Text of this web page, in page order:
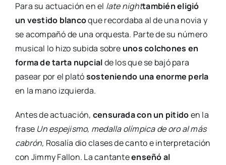
Para su actuación en el late nighttambién eligió
un vestido blancoque recordaba al de una novia y
se acompañó de una orquesta. Parte de su número
musical lo hizo subida sobre unos colchones en
forma de tarta nupcialde los que se bajó para
pasear por el platósosteniendo una enorme perla
en la mano izquierda.
Antes de actuación, censurada con un pitidoen la
frase Un espejismo, medalla olímpica de oro al más
cabrón, Rosalía dio clases de canto e interpretación
con Jimmy Fallon. La cantanteenseñó al